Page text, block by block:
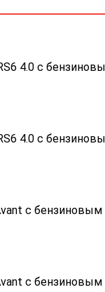
4.0 с
4.0 с
с
с